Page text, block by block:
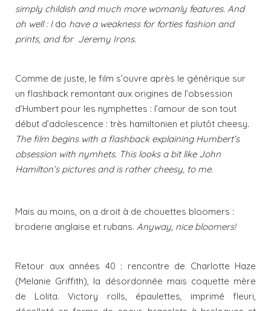
simply childish and much more womanly features. And
oh well : I do have a weakness for forties fashion and
prints, and for Jeremy Irons.
Comme de juste, le film s’ouvre après le générique sur
un flashback remontant aux origines de l’obsession
d’Humbert pour les nymphettes : l’amour de son tout
début d’adolescence : très hamiltonien et plutôt cheesy.
The film begins with a flashback explaining Humbert’s
obsession with nymhets. This looks a bit like John
Hamilton’s pictures and is rather cheesy, to me.
Mais au moins, on a droit à de chouettes bloomers :
broderie anglaise et rubans. Anyway, nice bloomers!
Retour aux années 40 : rencontre de Charlotte Haze
(Melanie Griffith), la désordonnée mais coquette mère
de Lolita. Victory rolls, épaulettes, imprimé fleuri,